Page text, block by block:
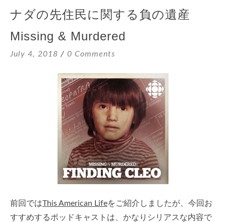
ナダの先住民に関する負の遺産
Missing & Murdered
July 4, 2018 0 Comments
前回ではThis American Lifeをご紹介しましたが、今回お
すすめするポッドキャストは、かなりシリアスな内容で